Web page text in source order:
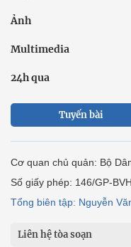
Ảnh
Multimedia
24h qua
Tuyến bài
Cơ quan chủ quản: Bộ
Số giấy phép: 146/GP-
Tổng biên tập: Nguyễn
Liên hệ tòa soạn